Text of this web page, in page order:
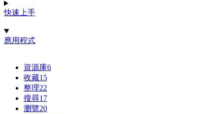
快速上手
應用程式
資源庫6
收藏15
整理22
搜尋17
瀏覽20